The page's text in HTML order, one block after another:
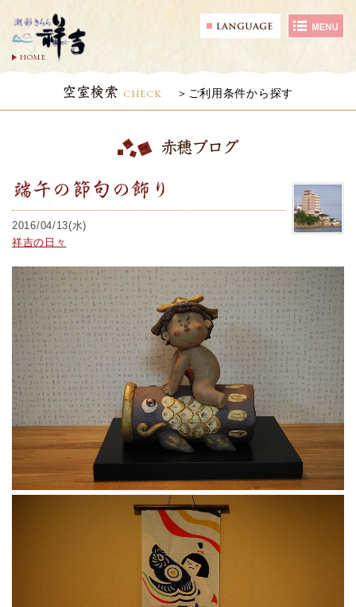
HOME
空室検索 CHECK ご利用条件から探す
赤穂ブログ
端午の節句の飾り
2016/04/13(水)
祥吉の日々